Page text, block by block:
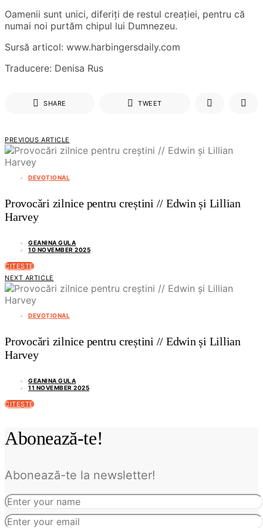
Oamenii sunt unici, diferiți de restul creației, pentru că
numai noi purtăm chipul lui Dumnezeu.
Sursă articol: www.harbingersdaily.com
Traducere: Denisa Rus
SHARE TWEET
PREVIOUS ARTICLE
DEVOȚIONAL
Provocări zilnice pentru creștini // Edwin și Lillian
Harvey
GEANINA GULA
10 NOVEMBER 2025
CITEȘTE
NEXT ARTICLE
DEVOȚIONAL
Provocări zilnice pentru creștini // Edwin și Lillian
Harvey
GEANINA GULA
11 NOVEMBER 2025
CITEȘTE
Abonează-te!
Abonează-te la newsletter!